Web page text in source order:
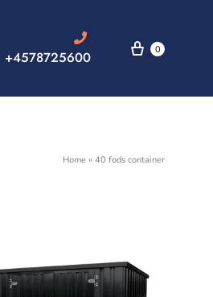
+4578725600 0
Home » 40 fods container